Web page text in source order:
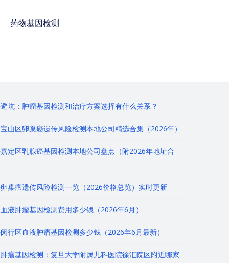
药物基因检测
坑：肿瘤基因检测和治疗方案选择有什么关系？
山区卵巢癌遗传风险检测本地公司精选合集（2026年）
定区乳腺癌基因检测本地公司盘点（附2026年地址合
巢癌遗传风险检测一览（2026价格总览）实时更新
液肿瘤基因检测费用多少钱（2026年6月）
行区血液肿瘤基因检测多少钱（2026年6月最新）
瘤基因检测：复旦大学附属儿科医院徐汇院区附近哪家